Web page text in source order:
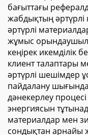
бағыттағы
жабдықтың
әртүрлі
жұмыс
кеңірек икемділік
клиент талаптары
әртүрлі шешімдер
пайдалану
дәнекерлеу
энергиясын
материалдар мен
сондықтан арнайы